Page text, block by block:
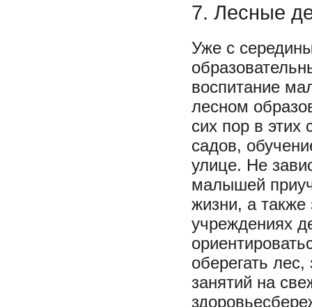
7. Лесные
Уже с
воспитание
лесном
сих пор в этих
садов,
улице. Не
малышей
жизни, а также
учреждениях
оберегать
занятий на